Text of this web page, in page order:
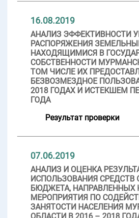
16.08.2019
АНАЛИЗ ЭФФЕКТИВНОСТИ
РАСПОРЯЖЕНИЯ
НАХОДЯЩИМИСЯ В
СОБСТВЕННОСТИ
ТОМ ЧИСЛЕ ИХ
БЕЗВОЗМЕЗДНОЕ
2018 ГОДАХ И ИСТЕКШЕМ
ГОДА
Результат проверки
07.06.2019
АНАЛИЗ И ОЦЕНКА
ИСПОЛЬЗОВАНИЯ СРЕДСТВ
БЮДЖЕТА, НАПРАВЛЕННЫХ
МЕРОПРИЯТИЯ ПО
ЗАНЯТОСТИ НАСЕЛЕНИЯ
ОБЛАСТИ В 2016 – 2018